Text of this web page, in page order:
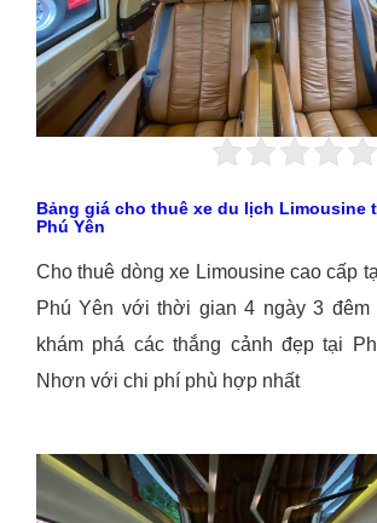
Bảng giá cho thuê xe du lịch Limousine
Phú Yên
Cho thuê dòng xe Limousine cao cấp
Phú Yên với thời gian 4 ngày 3 đêm
khám phá các thắng cảnh đẹp tại
Nhơn với chi phí phù hợp nhất